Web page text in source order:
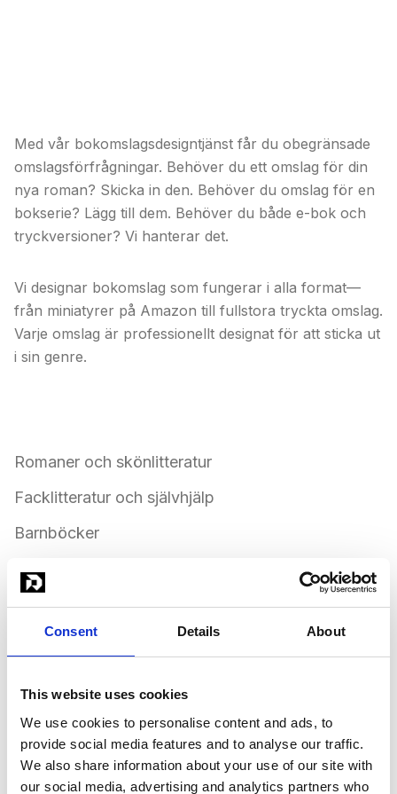
Consent Details About
This website uses cookies
We use cookies to personalise content and ads, to
provide social media features and to analyse our traffic.
We also share information about your use of our site with
our social media, advertising and analytics partners who
Med vår bokomslagsdesigntjänst får du obegränsade
omslagsförfrågningar. Behöver du ett omslag för din
nya roman? Skicka in den. Behöver du omslag för en
bokserie? Lägg till dem. Behöver du både e-bok och
tryckversioner? Vi hanterar det.
Vi designar bokomslag som fungerar i alla format—
från miniatyrer på Amazon till fullstora tryckta omslag.
Varje omslag är professionellt designat för att sticka ut
i sin genre.
Romaner och skönlitteratur
Facklitteratur och självhjälp
Barnböcker
E-boksomslag
Tryckta bokomslag
Bokserier med konsekvent design
För 14,495 SEK per månad får du obegränsad tillgång
till professionell bokomslagsdesign. Dina böcker ser